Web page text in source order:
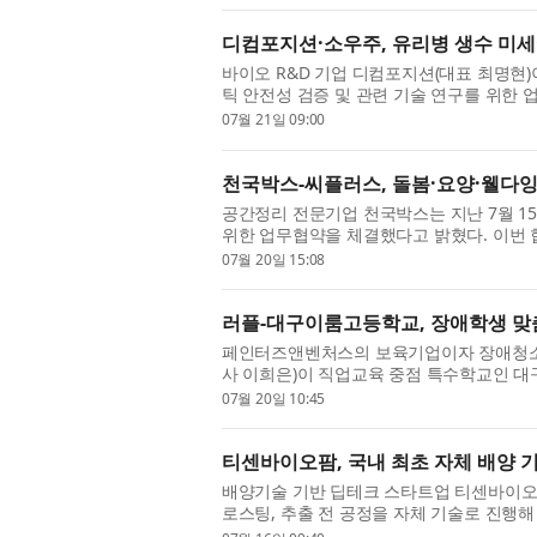
디컴포지션·소우주, 유리병 생수 미
바이오 R&D 기업 디컴포지션(대표 최명현
틱 안전성 검증 및 관련 기술 연구를 위한
오센서를 기반으로 미세플라스틱을 분석·
07월 21일 09:00
천국박스-씨플러스, 돌봄·요양·웰다
공간정리 전문기업 천국박스는 지난 7월
위한 업무협약을 체결했다고 밝혔다. 이번
천국박스가 운영하는 유품정리·빈집정리
07월 20일 15:08
러플-대구이룸고등학교, 장애학생
페인터즈앤벤처스의 보육기업이자 장애
사 이희은)이 직업교육 중점 특수학교인
화 및 사회참여 확대를 위한 업무협약
07월 20일 10:45
티센바이오팜, 국내 최초 자체 배양
배양기술 기반 딥테크 스타트업 티센바이
로스팅, 추출 전 공정을 자체 기술로 진행